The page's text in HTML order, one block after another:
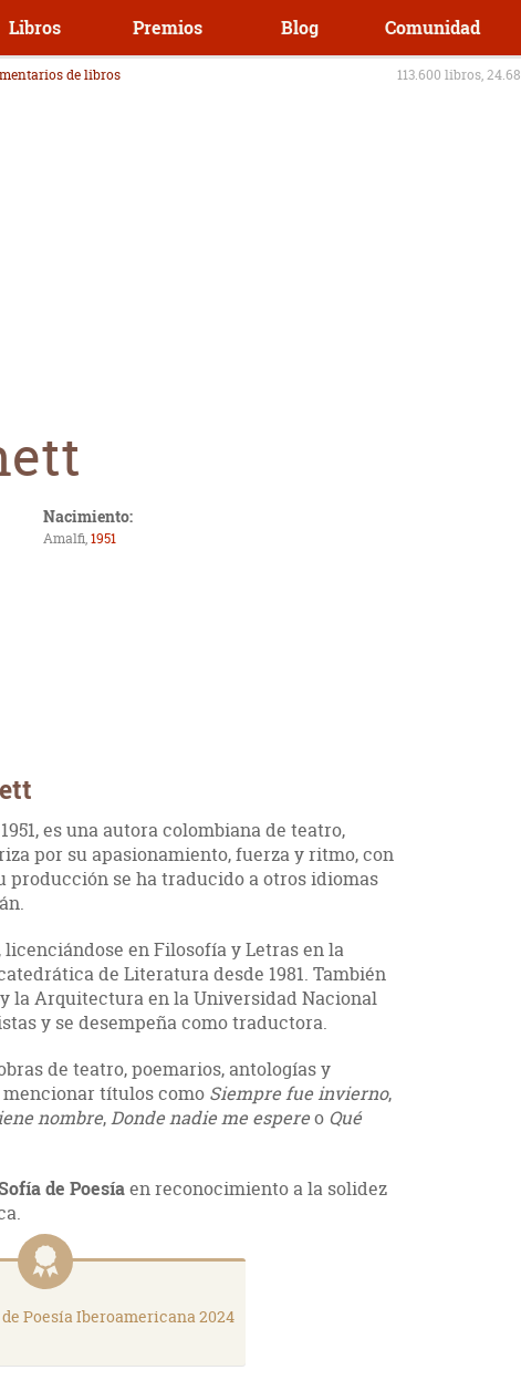
Libros Premios Blog Comunidad
de libros
113.600 libros,
Nacimiento:
Amalfi,1951
es una autora colombiana de teatro,
por su apasionamiento, fuerza y ritmo, con
producción se ha traducido a otros idiomas
licenciándose en Filosofía y Letras en la
de Literatura desde 1981. También
la Arquitectura en la Universidad Nacional
y se desempeña como traductora.
de teatro, poemarios, antologías y
mencionar títulos como Siempre fue invierno,
nombre,Donde nadie me espereo Qué
de Poesíaen reconocimiento a la solidez
Poesía Iberoamericana 2024